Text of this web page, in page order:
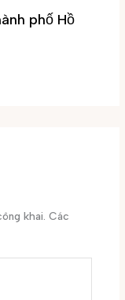
phố Hồ
khai. Các